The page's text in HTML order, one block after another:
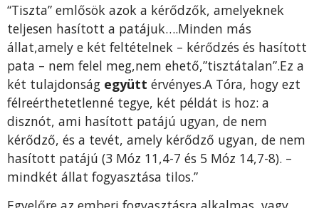
“Tiszta” emlősök azok a kérődzők, amelyeknek
teljesen hasított a patájuk….Minden más
állat,amely e két feltételnek – kérődzés és hasított
pata – nem felel meg,nem ehető,”tisztátalan”.Ez a
két tulajdonság együtt érvényes.A Tóra, hogy ezt
félreérthetetlenné tegye, két példát is hoz: a
disznót, ami hasított patájú ugyan, de nem
kérődző, és a tevét, amely kérődző ugyan, de nem
hasított patájú (3 Móz 11,4-7 és 5 Móz 14,7-8). –
mindkét állat fogyasztása tilos.”